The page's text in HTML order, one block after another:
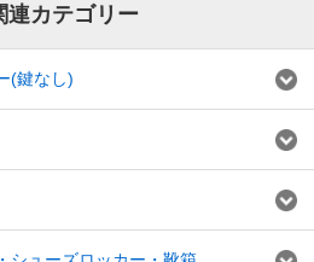
連カテゴリー
(鍵なし)